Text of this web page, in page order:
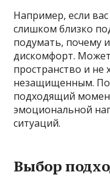
Например, если
слишком близко
подумать, почему
дискомфорт.
пространство и не
незащищенным.
подходящий
эмоциональной
ситуаций.
Выбор